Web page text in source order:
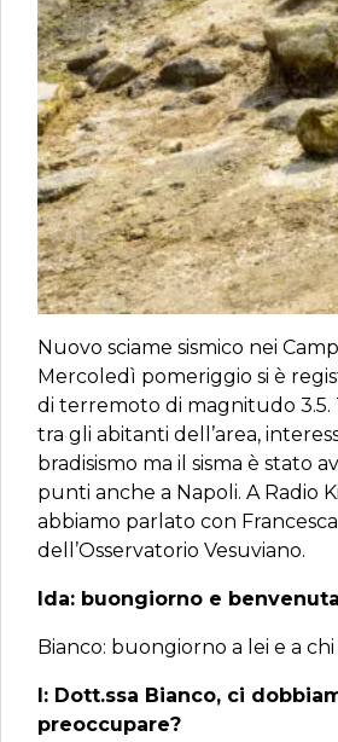
Nuovo sciame sismico nei
Mercoledì pomeriggio si è
di terremoto di magnitudo 3.5.
tra gli abitanti dell’area,
bradisismo ma il sisma è stato
punti anche a Napoli. A Radio
abbiamo parlato con
dell’Osservatorio Vesuviano.
Ida: buongiorno e
Bianco: buongiorno a lei e a chi
I: Dott.ssa Bianco, ci
preoccupare?